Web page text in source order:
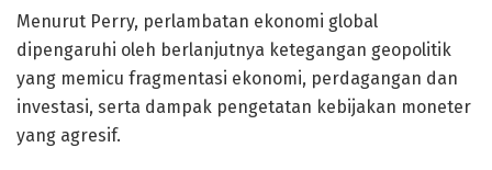
Menurut Perry, perlambatan ekonomi global
dipengaruhi oleh berlanjutnya ketegangan geopolitik
yang memicu fragmentasi ekonomi, perdagangan dan
investasi, serta dampak pengetatan kebijakan moneter
yang agresif.